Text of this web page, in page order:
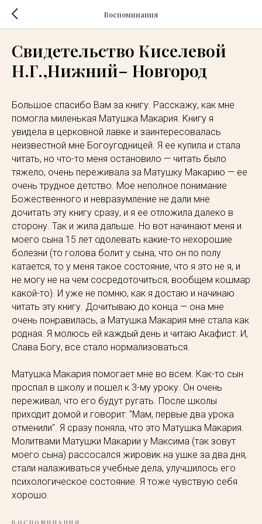
Воспоминания
Свидетельство Киселевой
Н.Г.,Нижний– Новгород
Большое спасибо Вам за книгу. Расскажу, как мне
помогла миленькая Матушка Макария. Книгу я
увидела в церковной лавке и заинтересовалась
неизвестной мне Богоугодницей. Я ее купила и стала
читать, но что-то меня остановило — читать было
тяжело, очень переживала за Матушку Макарию — ее
очень трудное детство. Мое неполное понимание
Божественного и невразумление не дали мне
дочитать эту книгу сразу, и я ее отложила далеко в
сторону. Так и жила дальше. Но вот начинают меня и
моего сына 15 лет одолевать какие-то нехорошие
болезни (то голова болит у сына, что он по полу
катается, то у меня такое состояние, что я это не я, и
не могу не на чем сосредоточиться, вообщем кошмар
какой-то). И уже не помню, как я достаю и начинаю
читать эту книгу. Дочитываю до конца — она мне
очень понравилась, а Матушка Макария мне стала как
родная. Я молюсь ей каждый день и читаю Акафист. И,
Слава Богу, все стало нормализоваться.
Матушка Макария помогает мне во всем. Как-то сын
проспал в школу и пошел к 3-му уроку. Он очень
переживал, что его будут ругать. После школы
приходит домой и говорит: "Мам, первые два урока
отменили". Я сразу поняла, что это Матушка Макария.
Молитвами Матушки Макарии у Максима (так зовут
моего сына) рассосался жировик на ушке за два дня,
стали налаживаться учебные дела, улучшилось его
психологическое состояние. Я тоже чувствую себя
хорошо.
ВОСПОМИНАНИЯ